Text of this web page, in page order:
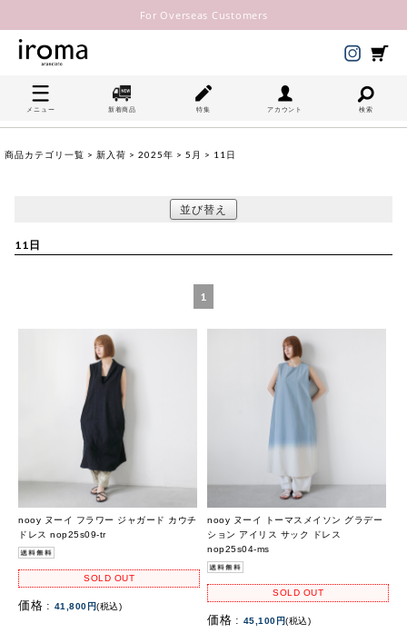
For Overseas Customers
メニュー 新着商品 特集 アカウント 検索
商品カテゴリ一覧 > 新入荷 > 2025年 > 5月 > 11日
並び替え
11日
1
nooy ヌーイ フラワー ジャガード カウチ
ドレス nop25s09-tr
SOLD OUT
価格 : 41,800円(税込)
nooy ヌーイ トーマスメイソン グラデー
ション アイリス サック ドレス
nop25s04-ms
SOLD OUT
価格 : 45,100円(税込)